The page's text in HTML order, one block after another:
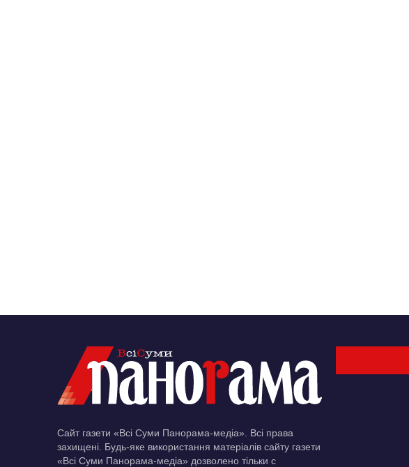
Сайт газети «Всі Суми Панорама-медіа». Всі права
захищені. Будь-яке використання матеріалів сайту газети
«Всі Суми Панорама-медіа» дозволено тільки c